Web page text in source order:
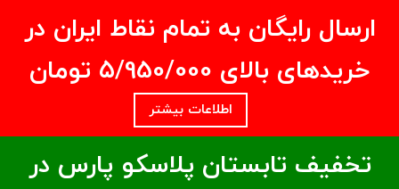
ارسال رایگان به تمام نقاط ایران در
خریدهای بالای ۵/950/000 تومان
اطلاعات بیشتر
تخفیف تابستان پلاسکو پارس در